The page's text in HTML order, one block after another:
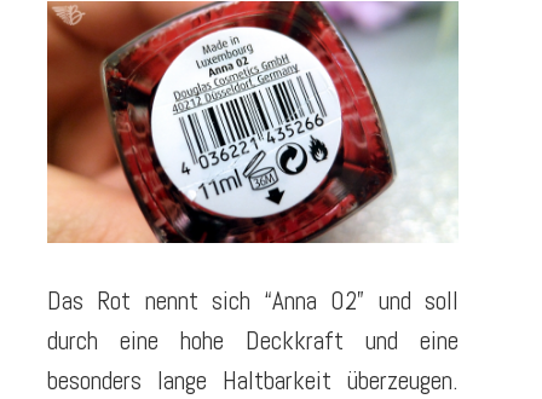
Das Rot nennt sich “Anna 02” und soll
durch eine hohe Deckkraft und eine
besonders lange Haltbarkeit überzeugen.